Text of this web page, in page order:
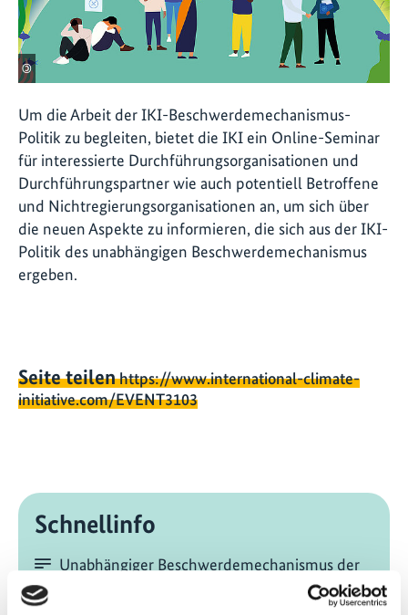
©
Um die Arbeit der IKI-Beschwerdemechanismus-
Politik zu begleiten, bietet die IKI ein Online-Seminar
für interessierte Durchführungsorganisationen und
Durchführungspartner wie auch potentiell Betroffene
und Nichtregierungsorganisationen an, um sich über
die neuen Aspekte zu informieren, die sich aus der IKI-
Politik des unabhängigen Beschwerdemechanismus
ergeben.
Seite teilenhttps://www.international-climate-
initiative.com/EVENT3103
Schnellinfo
Unabhängiger Beschwerdemechanismus der